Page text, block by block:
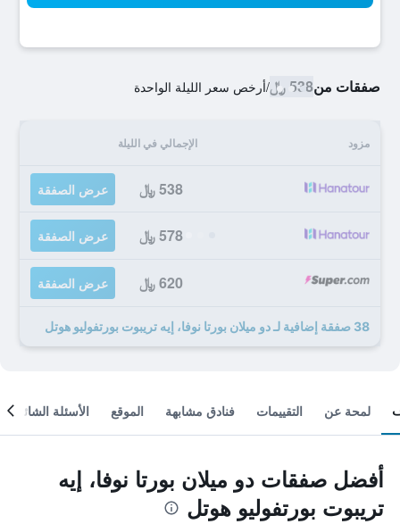
صفقات من538 ﷼ /أرخص سعر الليلة الواحدة
مزود الإجمالي في الليلة
538 ﷼ عرض الصفقة
578 ﷼ عرض الصفقة
620 ﷼ عرض الصفقة
38 صفقة إضافية لـ دو ميلان بورتا نوفا، إيه تريبوت بورتفوليو هوتل
لمحة عن التقييمات فنادق مشابهة الموقع الأسئلة الشائعة
أفضل صفقات دو ميلان بورتا نوفا، إيه
تريبوت بورتفوليو هوتل